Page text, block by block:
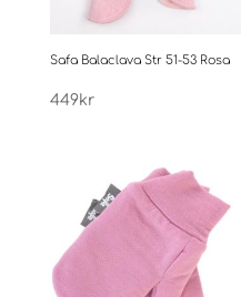
Safa Balaclava Str 51-53 Rosa
449kr